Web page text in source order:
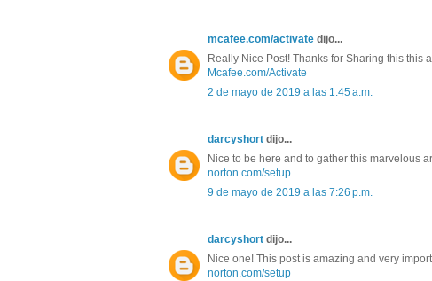
mcafee.com/activate dijo...
Really Nice Post! Thanks for Sharing this this
Mcafee.com/Activate
2 de mayo de 2019 a las 1:45 a.m.
darcyshort dijo...
Nice to be here and to gather this marvelous
norton.com/setup
9 de mayo de 2019 a las 7:26 p.m.
darcyshort dijo...
Nice one! This post is amazing and very
norton.com/setup